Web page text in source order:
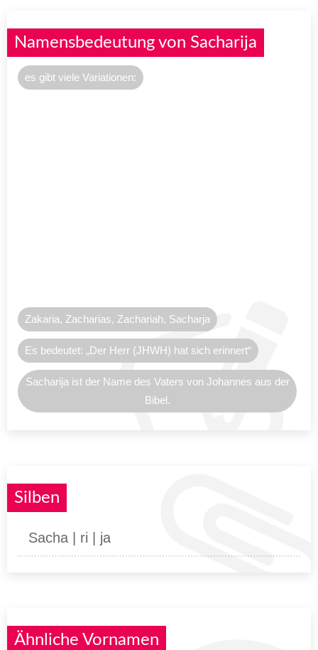
Namensbedeutung von Sacharija
es gibt viele Variationen:
Zakaria, Zacharias, Zachariah, Sacharja
Es bedeutet: „Der Herr (JHWH) hat sich erinnert“
Sacharija ist der Name des Vaters von Johannes aus der
Bibel.
Silben
Sacha | ri | ja
Ähnliche Vornamen